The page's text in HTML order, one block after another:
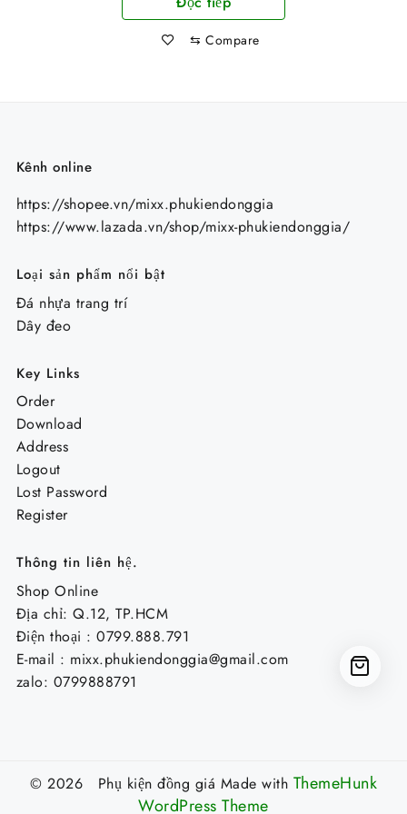
105.000 ₫.
là:
⇆ Compare
Kênh online
https://shopee.vn/mixx.phukiendonggia
https://www.lazada.vn/shop/mixx-phukiendonggia/
Loại sản phẩm nổi bật
Đá nhựa trang trí
Dây đeo
Key Links
Order
Download
Address
Logout
Lost Password
Register
Thông tin liên hệ.
Shop Online
Địa chỉ: Q.12, TP.HCM
Điện thoại : 0799.888.791
E-mail : mixx.phukiendonggia@gmail.com
zalo: 0799888791
© 2026 Phụ kiện đồng giá Made with ThemeHunk
WordPress Theme